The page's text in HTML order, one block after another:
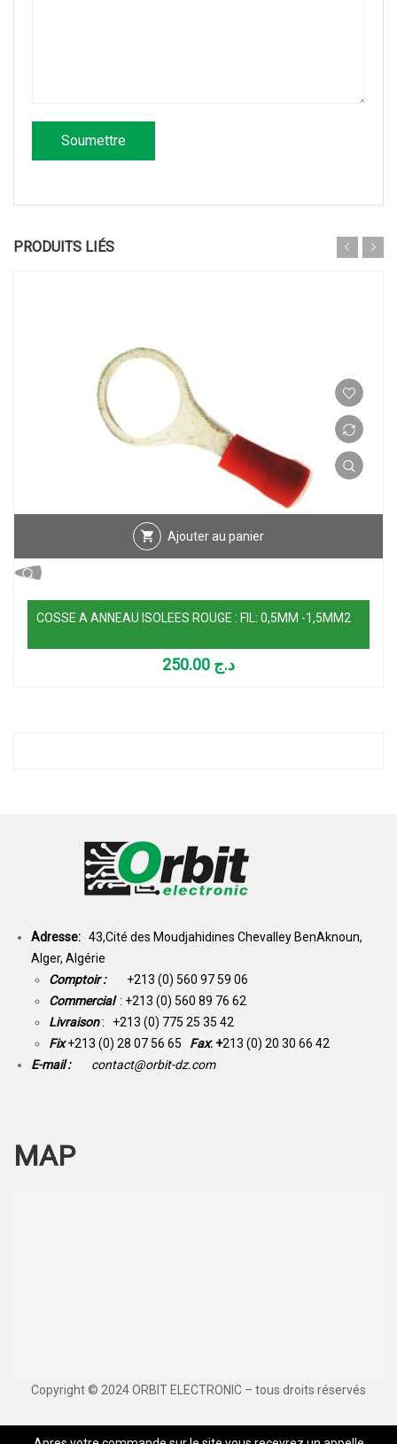
PRODUITS LIÉS
Ajouter au panier
COSSE A ANNEAU ISOLEES ROUGE : FIL: 0,5MM -1,5MM2
د.ج
Adresse: 43,Cité des Moudjahidines Chevalley BenAknoun,
Alger, Algérie
Comptoir : +213 (0) 560 97 59 06
Commercial : +213 (0) 560 89 76 62
Livraison: +213 (0) 775 25 35 42
Fix +213 (0) 28 07 56 65 Fax: +213 (0) 20 30 66 42
E-mail :
contact@orbit-dz.com
MAP
Copyright © 2024 ORBIT ELECTRONIC – tous droits réservés